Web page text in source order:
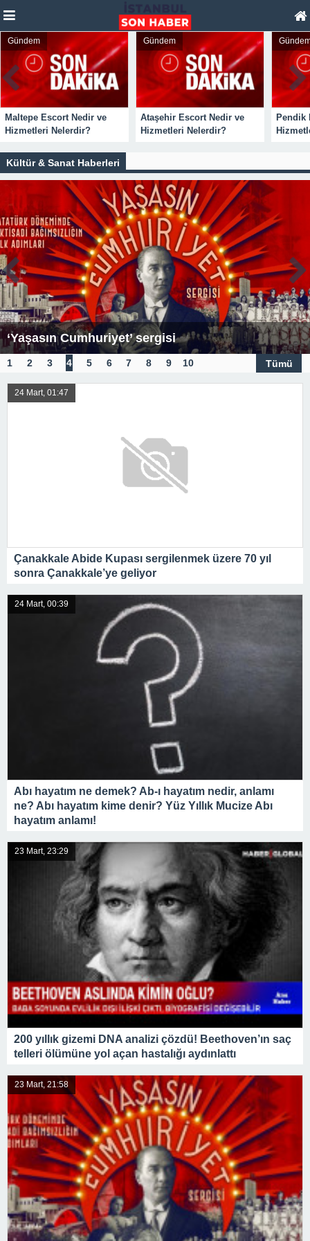
Gündem
Maltepe Escort Nedir ve
Hizmetleri Nelerdir?
Gündem
Ataşehir Escort Nedir ve
Hizmetleri Nelerdir?
Pendik
Kültür & Sanat Haberleri
‘Yaşasın Cumhuriyet’ sergisi
1 2 3 4 5 6 7 8 9 10 Tümü
24 Mart, 01:47
Çanakkale Abide Kupası sergilenmek üzere 70 yıl
sonra Çanakkale’ye geliyor
24 Mart, 00:39
Abı hayatım ne demek? Ab-ı hayatım nedir, anlamı
ne? Abı hayatım kime denir? Yüz Yıllık Mucize Abı
hayatım anlamı!
23 Mart, 23:29
200 yıllık gizemi DNA analizi çözdü! Beethoven’ın saç
telleri ölümüne yol açan hastalığı aydınlattı
23 Mart, 21:58